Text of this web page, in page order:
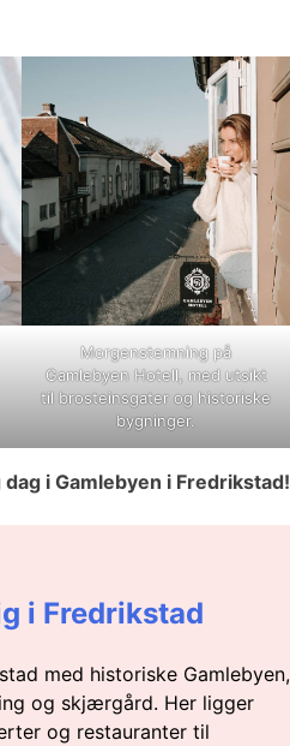
Morgenstemning på
Gamlebyen Hotell, med utsikt
til brosteinsgater og historiske
bygninger.
i Gamlebyen i Fredrikstad!
i Fredrikstad
med historiske Gamlebyen,
og skjærgård. Her ligger
og restauranter til